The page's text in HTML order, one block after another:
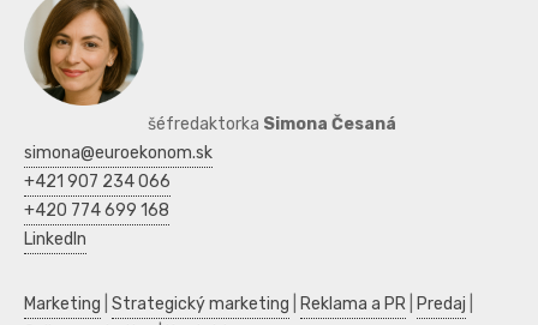
šéfredaktorka Simona Česaná
simona@euroekonom.sk
+421 907 234 066
+420 774 699 168
LinkedIn
Marketing Strategický marketing Reklama a PR Predaj